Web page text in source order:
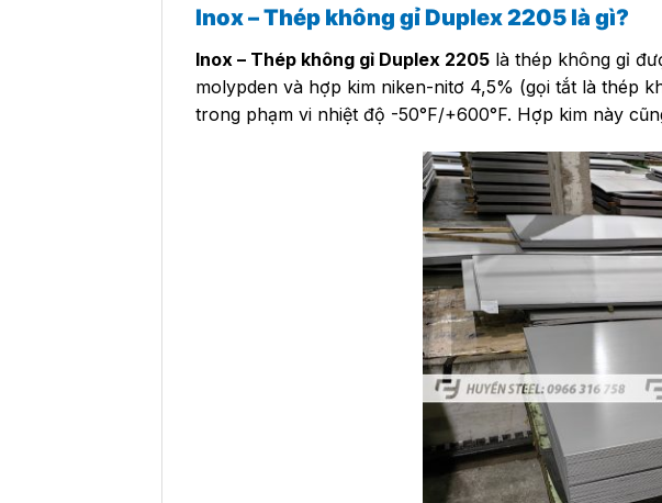
Inox – Thép không gỉ Duplex 2205 là gì?
Inox – Thép không gỉ Duplex 2205 là thép không gỉ
molypden và hợp kim niken-nitơ 4,5% (gọi tắt là thép
trong phạm vi nhiệt độ -50°F/+600°F. Hợp kim này